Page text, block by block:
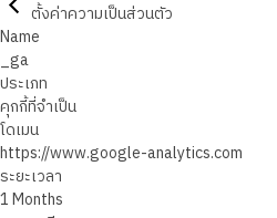
ตั้งค่าความเป็นส่วนตัว
Name
_ga
ประเภท
คุกกี้ที่จำเป็น
โดเมน
https://www.google-analytics.com
ระยะเวลา
1 Months